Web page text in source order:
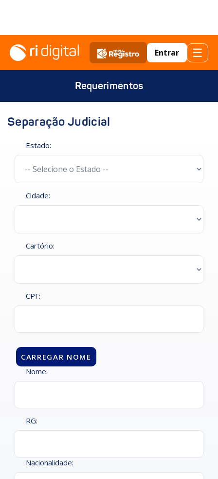
Entrar ☰
Requerimentos
Separação Judicial
Estado:
Cidade:
Cartório:
CPF:
Nome:
RG:
Nacionalidade: